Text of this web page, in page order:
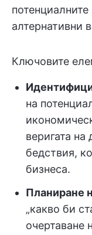
алтернативни
Ключовите
на
веригата
бедствия,
бизнеса.
Планиране
„какво би
очертаване